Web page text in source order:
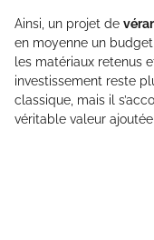
Ainsi, un projet de
en moyenne un
les matériaux retenus
investissement reste
classique, mais il
véritable valeur